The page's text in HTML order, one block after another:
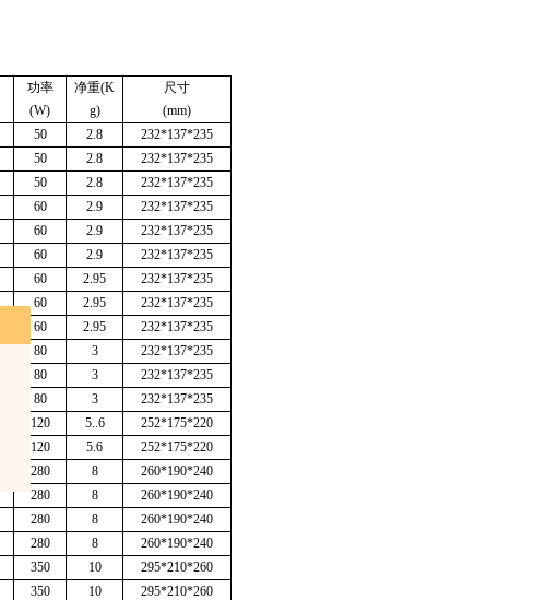
功率
(W)
净重(K
g)
尺寸
(mm)
50 2.8
232*137*235
50 2.8
232*137*235
50 2.8
232*137*235
60 2.9
232*137*235
60 2.9
232*137*235
60 2.9
232*137*235
60 2.95
232*137*235
60 2.95
232*137*235
60 2.95
232*137*235
80 3
232*137*235
80 3
232*137*235
80 3
232*137*235
120 5..6
252*175*220
120 5.6
252*175*220
280 8
260*190*240
280 8
260*190*240
280 8
260*190*240
280 8
260*190*240
350 10
295*210*260
350 10
295*210*260